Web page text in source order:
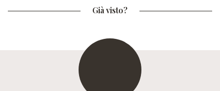
Già visto?